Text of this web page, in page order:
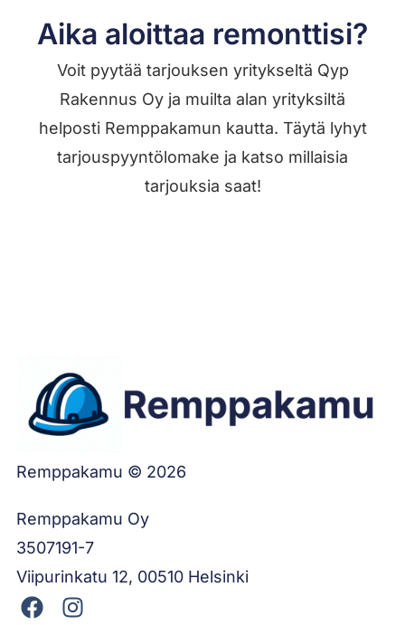
Aika aloittaa remonttisi?
Voit pyytää tarjouksen yritykseltä Qyp
Rakennus Oy ja muilta alan yrityksiltä
helposti Remppakamun kautta. Täytä lyhyt
tarjouspyyntölomake ja katso millaisia
tarjouksia saat!
Remppakamu © 2026
Remppakamu Oy
3507191-7
Viipurinkatu 12, 00510 Helsinki